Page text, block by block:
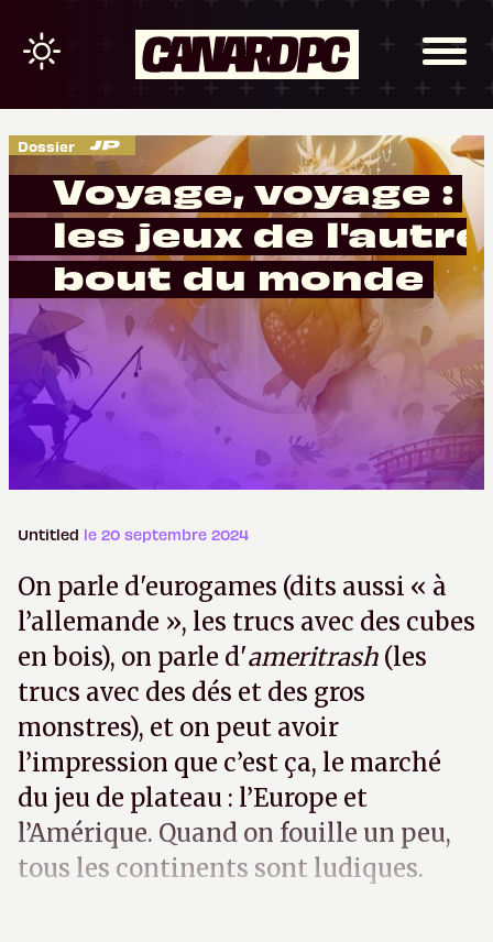
Dossier
Voyage, voyage :
les jeux de l'autre
bout du monde
Untitled le 20 septembre 2024
On parle d'eurogames (dits aussi « à
l’allemande », les trucs avec des cubes
en bois), on parle d'ameritrash (les
trucs avec des dés et des gros
monstres), et on peut avoir
l’impression que c’est ça, le marché
du jeu de plateau : l’Europe et
l’Amérique. Quand on fouille un peu,
tous les continents sont ludiques.